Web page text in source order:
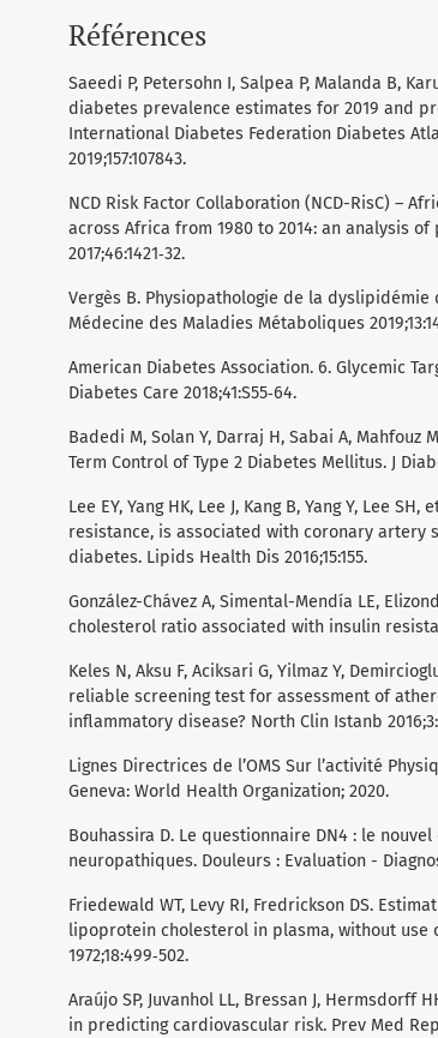
Références
Saeedi P, Petersohn I, Salpea P, Malanda B,
diabetes prevalence estimates for 2019 and
International Diabetes Federation Diabetes
2019;157:107843.
NCD Risk Factor Collaboration (NCD-RisC) –
across Africa from 1980 to 2014: an analysis
2017;46:1421‑32.
Vergès B. Physiopathologie de la
Médecine des Maladies Métaboliques
American Diabetes Association. 6. Glycemic
Diabetes Care 2018;41:S55‑64.
Badedi M, Solan Y, Darraj H, Sabai A, Mahfouz
Term Control of Type 2 Diabetes Mellitus. J
Lee EY, Yang HK, Lee J, Kang B, Yang Y, Lee
resistance, is associated with coronary artery
diabetes. Lipids Health Dis 2016;15:155.
González-Chávez A, Simental-Mendía LE,
cholesterol ratio associated with insulin
Keles N, Aksu F, Aciksari G, Yilmaz Y,
reliable screening test for assessment of
inflammatory disease? North Clin Istanb
Lignes Directrices de l’OMS Sur l’activité
Geneva: World Health Organization; 2020.
Bouhassira D. Le questionnaire DN4 : le
neuropathiques. Douleurs : Evaluation -
Friedewald WT, Levy RI, Fredrickson DS.
lipoprotein cholesterol in plasma, without use
1972;18:499‑502.
Araújo SP, Juvanhol LL, Bressan J, Hermsdorff
in predicting cardiovascular risk. Prev Med Rep